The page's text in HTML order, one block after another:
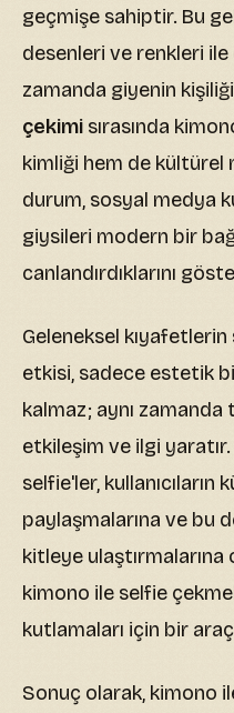
geçmişe sahiptir. Bu
desenleri ve renkleri ile
zamanda giyenin
çekimi sırasında
kimliği hem de kültürel
durum, sosyal medya
giysileri modern bir
canlandırdıklarını
Geleneksel
etkisi, sadece estetik
kalmaz; aynı
etkileşim ve ilgi
selfie'ler,
paylaşmalarına ve bu
kitleye ulaştırmalarına
kimono ile selfie
kutlamaları için bir
Sonuç olarak, kimono